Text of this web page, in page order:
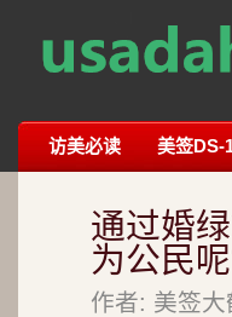
访美必读 美签DS-
通过婚
为公民
作者: 美签大